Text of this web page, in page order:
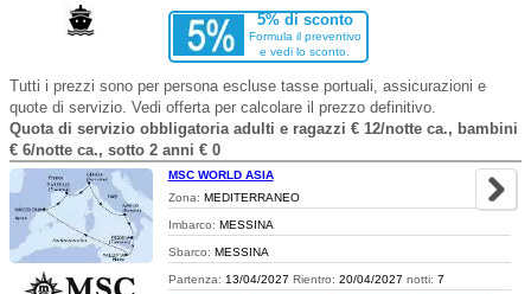
5% di sconto
Formula il preventivo
e vedi lo sconto.
Tutti i prezzi sono per persona escluse tasse portuali, assicurazioni e
quote di servizio. Vedi offerta per calcolare il prezzo definitivo.
Quota di servizio obbligatoria adulti e ragazzi € 12/notte ca., bambini
€ 6/notte ca., sotto 2 anni € 0
MSC WORLD ASIA
Zona: MEDITERRANEO
Imbarco: MESSINA
Sbarco: MESSINA
Partenza: 13/04/2027 Rientro: 20/04/2027 notti: 7